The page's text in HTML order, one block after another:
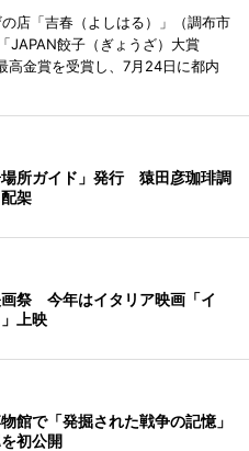
店「吉春（よしはる）」（調布市
餃子（ぎょうざ）大賞
高金賞を受賞し、7月24日に都内
所ガイド」発行 猿田彦珈琲調
架
祭 今年はイタリア映画「イ
上映
館で「発掘された戦争の記憶」
初公開